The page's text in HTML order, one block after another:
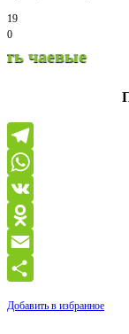
19
0
Telegram
WhatsApp
VK
Odnoklassniki
Email
Добавить в избранное